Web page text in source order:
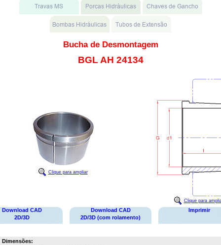
Bucha de Desmontagem
BGL AH 24134
Clique para ampliar
Clique para
Download CAD
2D/3D
Download CAD
2D/3D (com rolamento)
Imprimir
Dimensões: